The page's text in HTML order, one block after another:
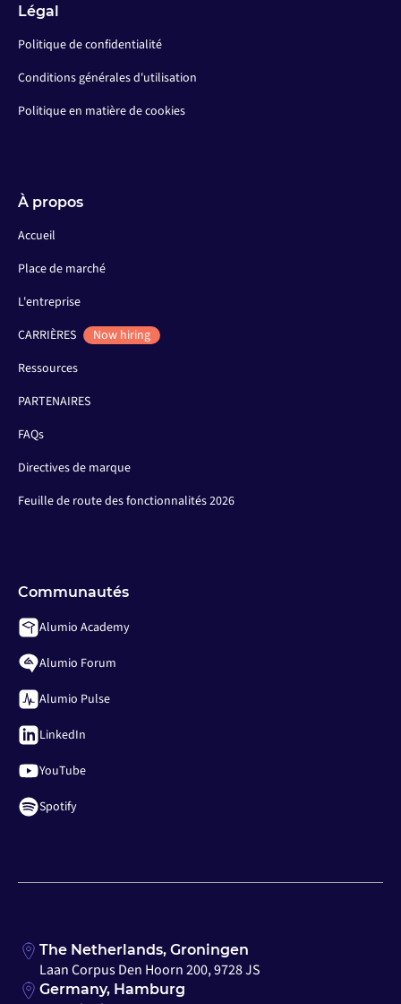
Légal
Politique de confidentialité
Conditions générales d'utilisation
Politique en matière de cookies
À propos
Accueil
Place de marché
L'entreprise
CARRIÈRES
Now hiring
Ressources
PARTENAIRES
FAQs
Directives de marque
Feuille de route des fonctionnalités 2026
Communautés
Alumio Academy
Alumio Forum
Alumio Pulse
LinkedIn
YouTube
Spotify
The Netherlands, Groningen
Laan Corpus Den Hoorn 200, 9728 JS
Germany, Hamburg